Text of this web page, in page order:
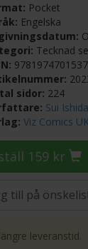
Pocket
Engelska
Tecknad
9781974701537
sidor: 224
Sui Ishida
Viz Comics
159 kr
till på
leveranstid.